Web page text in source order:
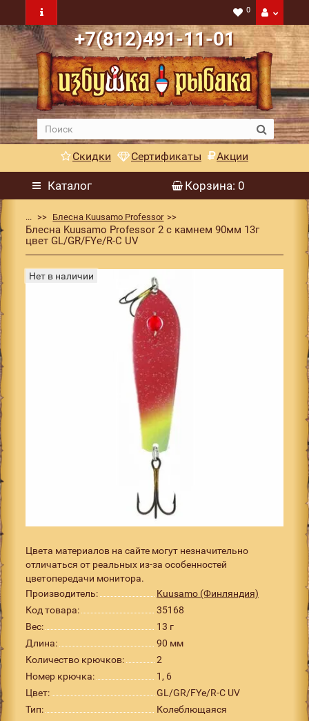
0
+7(812)491-11-01
Скидки Сертификаты Акции
Каталог Корзина: 0
... Блесна Kuusamo Professor
Блесна Kuusamo Professor 2 с камнем 90мм 13г
цвет GL/GR/FYe/R-C UV
Нет в наличии
Цвета материалов на сайте могут незначительно
отличаться от реальных из-за особенностей
цветопередачи монитора.
Производитель:
Kuusamo (Финляндия)
Код товара:
35168
Вес:
13 г
Длина:
90 мм
Количество крючков:
2
Номер крючка:
1, 6
Цвет:
GL/GR/FYe/R-C UV
Тип:
Колеблющаяся